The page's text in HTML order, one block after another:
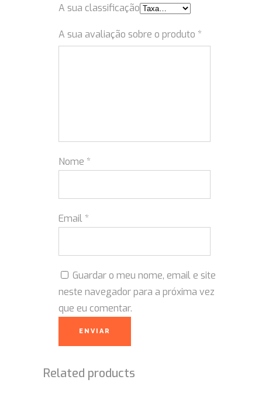
A sua classificação
A sua avaliação sobre o produto *
Nome *
Email *
Guardar o meu nome, email e site
neste navegador para a próxima vez
que eu comentar.
Related products